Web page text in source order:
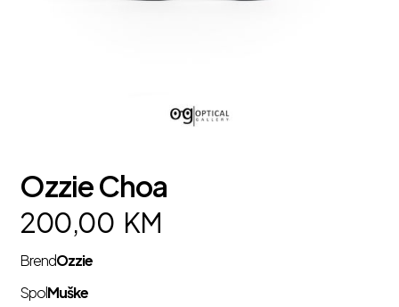
Ozzie Choa
200,00 KM
BrendOzzie
SpolMuške